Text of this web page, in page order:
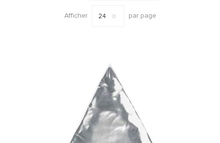
Afficher par page